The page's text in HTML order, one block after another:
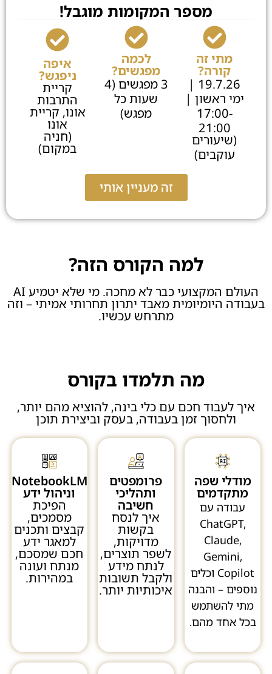
מספר המקומות מוגבל!
מתי זה
קורה?
19.7.26 |
ימי ראשון |
17:00-
21:00
(שיעורים
עוקבים)
לכמה
מפגשים?
3 מפגשים (4
שעות כל
מפגש)
איפה
ניפגש?
קריית
התרבות
אונו, קריית
אונו
(חניה
במקום)
זה מעניין אותי
למה הקורס הזה?
העולם המקצועי כבר לא מחכה. מי שלא יטמיע AI
בעבודה היומיומית מאבד יתרון תחרותי אמיתי – וזה
מתרחש עכשיו.
מה תלמדו בקורס
איך לעבוד חכם עם כלי בינה, להוציא מהם יותר,
ולחסוך זמן בעבודה, בעסק וביצירת תוכן
מודלי שפה
מתקדמים
עבודה עם
ChatGPT,
Claude,
Gemini,
Copilot וכלים
נוספים – והבנה
מתי להשתמש
בכל אחד מהם.
פרומפטים
ותהליכי
חשיבה
איך לנסח
בקשות
מדויקות,
לשפר תוצרים,
לנתח מידע
ולקבל תשובות
איכותיות יותר.
NotebookLM
וניהול ידע
הפיכת
מסמכים,
קבצים ותכנים
למאגר ידע
חכם שמסכם,
מנתח ועונה
במהירות.